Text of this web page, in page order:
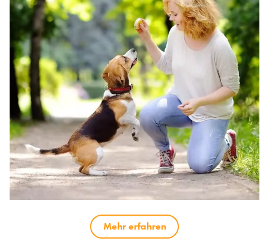
Mehr erfahren